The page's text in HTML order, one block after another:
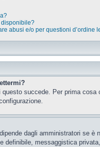
disponibile?
abusi e/o per questioni d’ordine
succede. Per prima
dagli amministratori se
definibile, messaggistica